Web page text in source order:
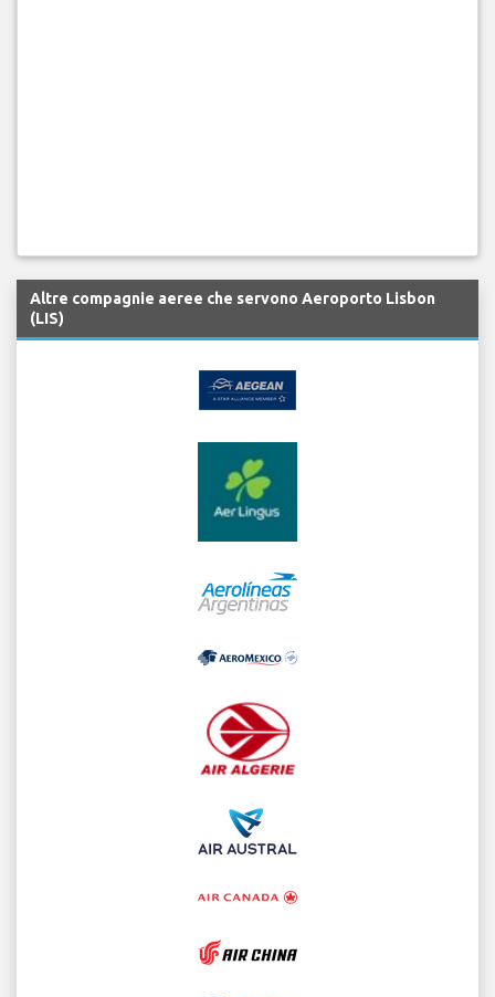
Altre compagnie aeree che servono Aeroporto Lisbon
(LIS)